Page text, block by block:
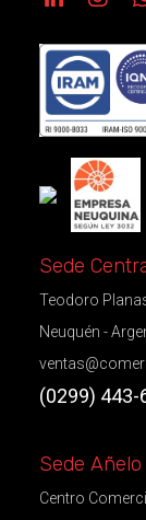
Sede
Teodoro
Neuquén -
(0299) 443-
Sede Añelo
Centro